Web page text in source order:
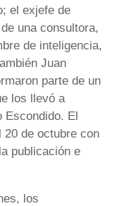
el exjefe de
una consultora,
de inteligencia,
Juan
parte de un
los llevó a
Escondido. El
20 de octubre con
publicación e
los